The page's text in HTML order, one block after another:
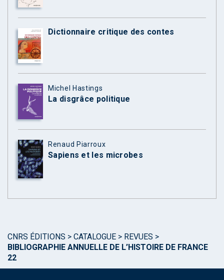
Dictionnaire critique des contes
Michel Hastings
La disgrâce politique
Renaud Piarroux
Sapiens et les microbes
CNRS ÉDITIONS > CATALOGUE > REVUES >
BIBLIOGRAPHIE ANNUELLE DE L’HISTOIRE DE FRANCE
22